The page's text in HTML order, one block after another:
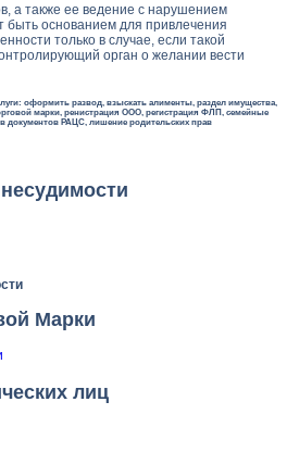
а также ее ведение с нарушением
быть основанием для привлечения
только в случае, если такой
орган о желании вести
оформить развод, взыскать алименты, раздел имущества,
марки, ренистрация ООО, регистрация ФЛП, семейные
документов РАЦС, лишение родительских прав
Марки
лиц